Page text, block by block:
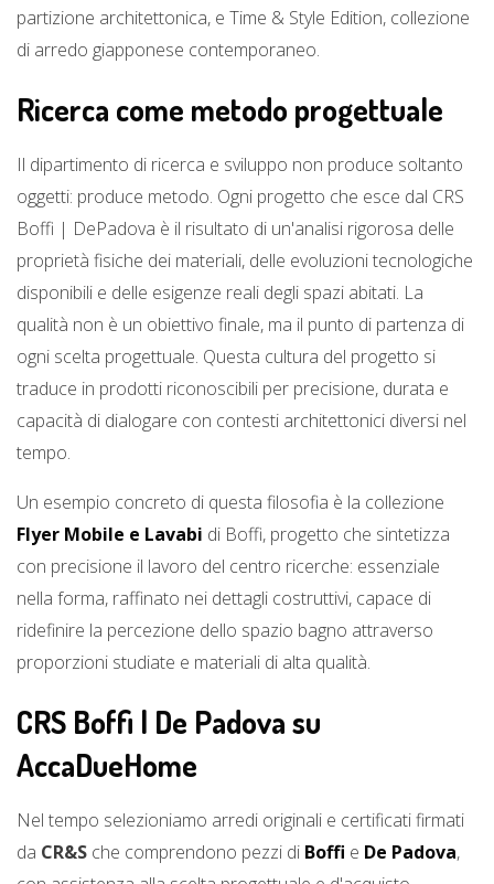
partizione architettonica, e Time & Style Edition, collezione
di arredo giapponese contemporaneo.
Ricerca come metodo progettuale
Il dipartimento di ricerca e sviluppo non produce soltanto
oggetti: produce metodo. Ogni progetto che esce dal CRS
Boffi | DePadova è il risultato di un'analisi rigorosa delle
proprietà fisiche dei materiali, delle evoluzioni tecnologiche
disponibili e delle esigenze reali degli spazi abitati. La
qualità non è un obiettivo finale, ma il punto di partenza di
ogni scelta progettuale. Questa cultura del progetto si
traduce in prodotti riconoscibili per precisione, durata e
capacità di dialogare con contesti architettonici diversi nel
tempo.
Un esempio concreto di questa filosofia è la collezione
Flyer Mobile e Lavabi di Boffi, progetto che sintetizza
con precisione il lavoro del centro ricerche: essenziale
nella forma, raffinato nei dettagli costruttivi, capace di
ridefinire la percezione dello spazio bagno attraverso
proporzioni studiate e materiali di alta qualità.
CRS Boffi | De Padova su
AccaDueHome
Nel tempo selezioniamo arredi originali e certificati firmati
da CR&S che comprendono pezzi di Boffi e De Padova,